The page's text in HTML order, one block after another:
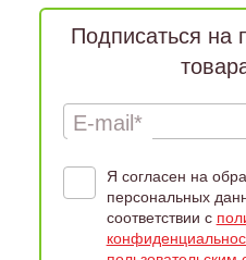
Подписаться на
E-mail*
Я согласен на
персональных
соответствии с